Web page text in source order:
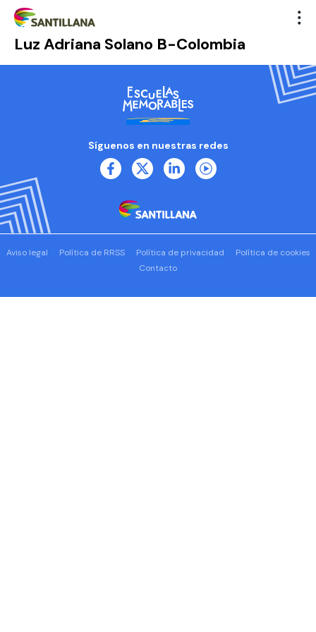
Luz Adriana Solano B-Colombia
Síguenos en nuestras redes
Aviso legal Política de RRSS Política de privacidad
Política de cookies
Contacto